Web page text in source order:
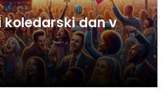
koledarski dan v